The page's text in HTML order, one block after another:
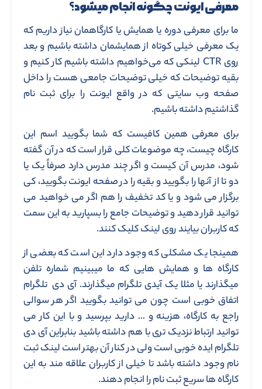
معرفی ایونت چگونه انجام میشود؟
ما برای معرفی دوره یا همایش یا کارگاهمان نیاز داریم که
یک معرفی خیلی کوتاه از همایشمان داشته باشیم و بعد
روی CTR لینکی که می‌خواهیم داشته باشیم کار کنیم و
بقیه توضیحات که خیلی توضیحات جامعی هست را داخل
صفحه وب سایتی که در واقع ایونت را برای ثبت نام
گذاشتیم داشته باشیم.
برای معرفی همین کافیست که شما بگویید اسم این
کارگاه چیست، چه موضوعات کلی قرار است که در آن گفته
شود، مدرس آن کیست و اگر چند مدرس دارد صرفاً یک یا
دو تا از آنها را بگویید و بقیه را در صفحه ایونت بگویید، کی
برگزار می شود و یا کد تخفیف را هم اگر می خواهید می
توانید قرار دهید و توضیحات جامع را بسپارید به این سمت
که کاربران بیایند روی لینک کلیک کنند.
همینجا یک مشکلی که وجود دارد این است که بعضی از
کارگاه ها و همایش هایی که ما میبینیم شماره تلفن
میگذارند یا مثلا یک آیدی تلگرام میگذارند. آی دی تلگرام
اتفاق خوبی است چون می توانید بگویید اگر هر سوالی
راجع به کارگاه، هزینه و … دارید بپرسید و با این کار می
توانید ارتباط نزدیک تری با هم داشته باشید بنابراین آی دی
تلگرام ایده خوبی است ولی در کنار آن بهتر است لینک ثبت
نام وجود داشته باشد تا خیلی از کاربران علاقه مند به این
کارگاه ها سریع ثبت نام را انجام دهند.